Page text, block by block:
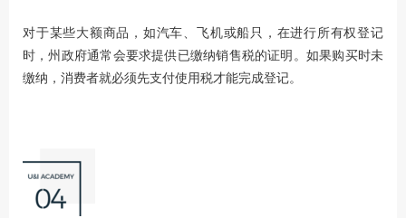
对于某些大额商品，如汽车、飞机或船只，在进行所有权登记
时，州政府通常会要求提供已缴纳销售税的证明。如果购买时未
缴纳，消费者就必须先支付使用税才能完成登记。